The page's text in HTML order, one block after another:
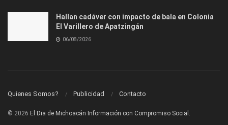
Hallan cadáver con impacto de bala en Colonia
El Varillero de Apatzingán
06/08/2026
Quienes Somos? Publicidad Contacto
© 2026 El Dia de Michoacán Información con Compromiso Social.